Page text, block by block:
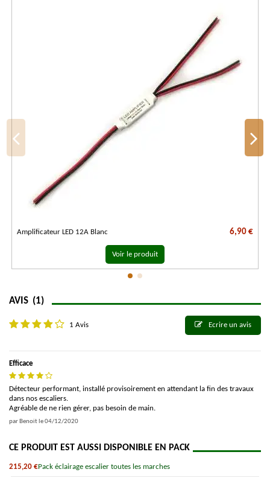
Amplificateur LED 12A Blanc 6,90 €
Voir le produit
AVIS (1)
1 Avis Ecrire un avis
Efficace
Détecteur performant, installé provisoirement en attendant la fin des travaux
dans nos escaliers.
Agréable de ne rien gérer, pas besoin de main.
parBenoitle04/12/2020
CE PRODUIT EST AUSSI DISPONIBLE EN PACK
Pack éclairage escalier toutes les marches
215,20 €